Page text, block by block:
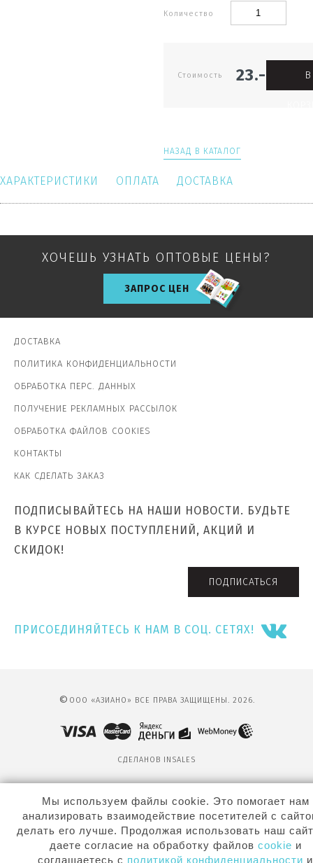
Количество
Стоимость 23.- В
НАЗАД В КАТАЛОГ
ХАРАКТЕРИСТИКИ ОПЛАТА ДОСТАВКА
ХОЧЕШЬ УЗНАТЬ ОПТОВЫЕ ЦЕНЫ?
ЗАПРОС ЦЕН
ДОСТАВКА
ПОЛИТИКА КОНФИДЕНЦИАЛЬНОСТИ
ОБРАБОТКА ПЕРС. ДАННЫХ
ПОЛУЧЕНИЕ РЕКЛАМНЫХ РАССЫЛОК
ОБРАБОТКА ФАЙЛОВ COOKIES
КОНТАКТЫ
КАК СДЕЛАТЬ ЗАКАЗ
ПОДПИСЫВАЙТЕСЬ НА НАШИ НОВОСТИ. БУДЬТЕ
В КУРСЕ НОВЫХ ПОСТУПЛЕНИЙ, АКЦИЙ И
СКИДОК!
ПОДПИСАТЬСЯ
ПРИСОЕДИНЯЙТЕСЬ К НАМ В СОЦ. СЕТЯХ!
© ООО «АЗИАНО» ВСЕ ПРАВА ЗАЩИЩЕНЫ. 2026.
СДЕЛАНО В INSALES
Мы используем файлы cookie. Это помогает нам
анализировать взаимодействие посетителей с
делать его лучше. Продолжая использовать наш
даете согласие на обработку файлов cookie и
соглашаетесь с политикой конфиденциальности и